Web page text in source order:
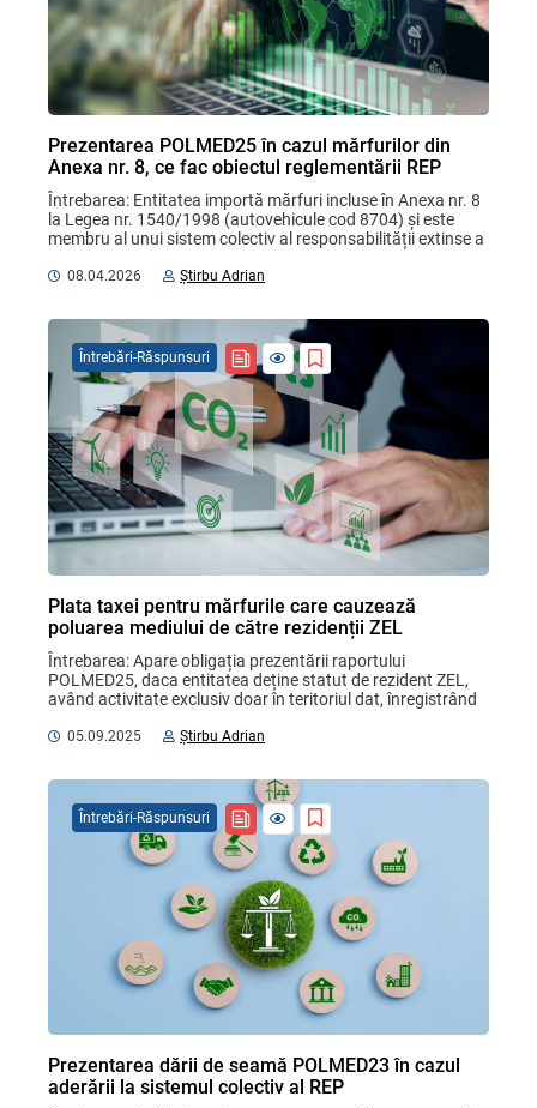
Prezentarea POLMED25 în cazul mărfurilor din
Anexa nr. 8, ce fac obiectul reglementării REP
Întrebarea: Entitatea importă mărfuri incluse în Anexa nr. 8
la Legea nr. 1540/1998 (autovehicule cod 8704) și este
membru al unui sistem colectiv al responsabilității extinse a
08.04.2026 Știrbu Adrian
Plata taxei pentru mărfurile care cauzează
poluarea mediului de către rezidenții ZEL
Întrebarea: Apare obligația prezentării raportului
POLMED25, daca entitatea deține statut de rezident ZEL,
având activitate exclusiv doar în teritoriul dat, înregistrând
05.09.2025 Știrbu Adrian
Întrebări-Răspunsuri
Prezentarea dării de seamă POLMED23 în cazul
aderării la sistemul colectiv al REP
Întrebări-Răspunsuri